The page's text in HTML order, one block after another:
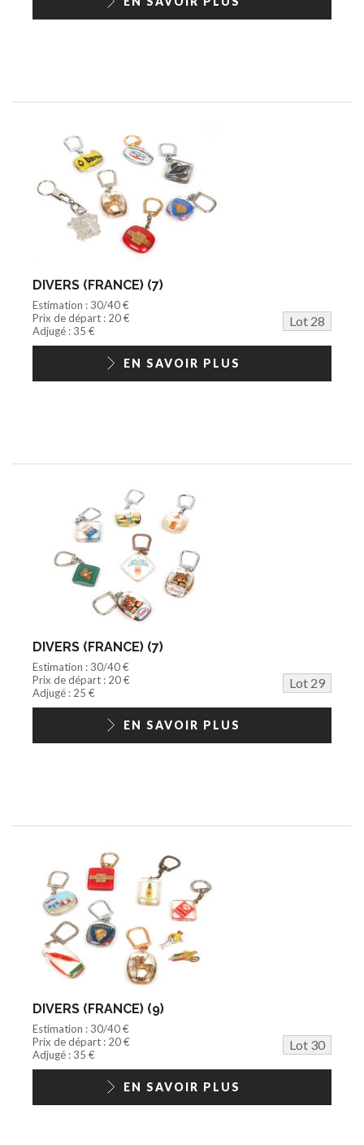
DIVERS (FRANCE) (7)
Estimation : 30/40 €
Prix de départ : 20 €
Lot 28
Adjugé : 35 €
EN SAVOIR PLUS
DIVERS (FRANCE) (7)
Estimation : 30/40 €
Prix de départ : 20 €
Lot 29
Adjugé : 25 €
EN SAVOIR PLUS
DIVERS (FRANCE) (9)
Estimation : 30/40 €
Prix de départ : 20 €
Lot 30
Adjugé : 35 €
EN SAVOIR PLUS